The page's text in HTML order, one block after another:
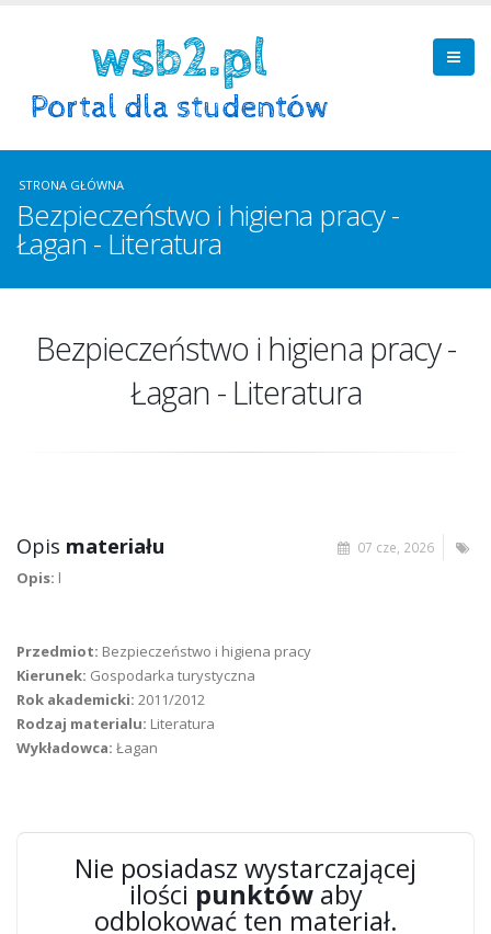
STRONA GŁÓWNA
Bezpieczeństwo i higiena pracy -
Łagan - Literatura
Bezpieczeństwo i higiena pracy -
Łagan - Literatura
07 cze, 2026
Opis materiału
Opis: l
Przedmiot: Bezpieczeństwo i higiena pracy
Kierunek: Gospodarka turystyczna
Rok akademicki: 2011/2012
Rodzaj materialu: Literatura
Wykładowca: Łagan
Nie posiadasz wystarczającej
ilości punktówaby
odblokować ten materiał.